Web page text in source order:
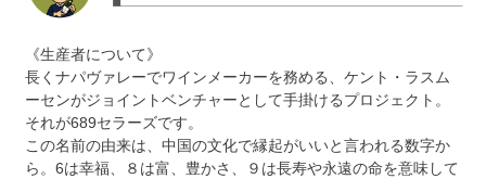
《生産者について》
長くナパヴァレーでワインメーカーを務める、ケント・ラスム
ーセンがジョイントベンチャーとして手掛けるプロジェクト。
それが689セラーズです。
この名前の由来は、中国の文化で縁起がいいと言われる数字か
ら。6は幸福、８は富、豊かさ、９は長寿や永遠の命を意味して